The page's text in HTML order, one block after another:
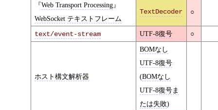
Web Transport Processing
WebSocket テキストフレーム
TextDecoder ○
text/event-stream UTF-8復号 ○
ホスト構文解析器
BOMなし
UTF-8復号
(BOMなし
UTF-8復号ま
たは失敗)